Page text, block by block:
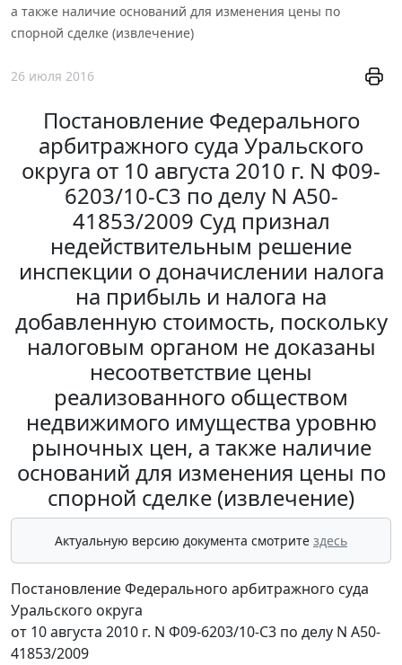
а также наличие оснований для изменения цены по
спорной сделке (извлечение)
26 июля 2016
Постановление Федерального
арбитражного суда Уральского
округа от 10 августа 2010 г. N Ф09-
6203/10-С3 по делу N А50-
41853/2009 Суд признал
недействительным решение
инспекции о доначислении налога
на прибыль и налога на
добавленную стоимость, поскольку
налоговым органом не доказаны
несоответствие цены
реализованного обществом
недвижимого имущества уровню
рыночных цен, а также наличие
оснований для изменения цены по
спорной сделке (извлечение)
Актуальную версию документа смотрите здесь
Постановление Федерального арбитражного суда
Уральского округа
от 10 августа 2010 г. N Ф09-6203/10-С3 по делу N А50-
41853/2009